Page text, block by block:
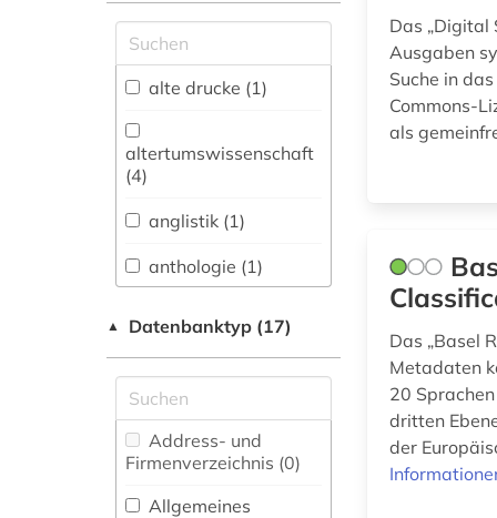
Allgemeine und
vergleichende Sprach-
und
Literaturwissenschaft.
Indogermanistik.
Außereuropäische
Sprachen und
Anglistik.
Amerikanistik (3)
Vermessungswesen (0)
Biologie,
Biotechnologie (2)
Buch- und
alte drucke (1)
altertumswissenschaft
(4)
anglistik (1)
anthologie (1)
bisexualität (1)
buchdruck (1)
digital humanities
(1)
englisch (1)
▲ Datenbanktyp (17)
Address- und
Firmenverzeichnis (0)
Allgemeines
Das „Digital
Ausgaben
Suche in
Commons-
als
Das „Basel
Metadaten
20
dritten
der